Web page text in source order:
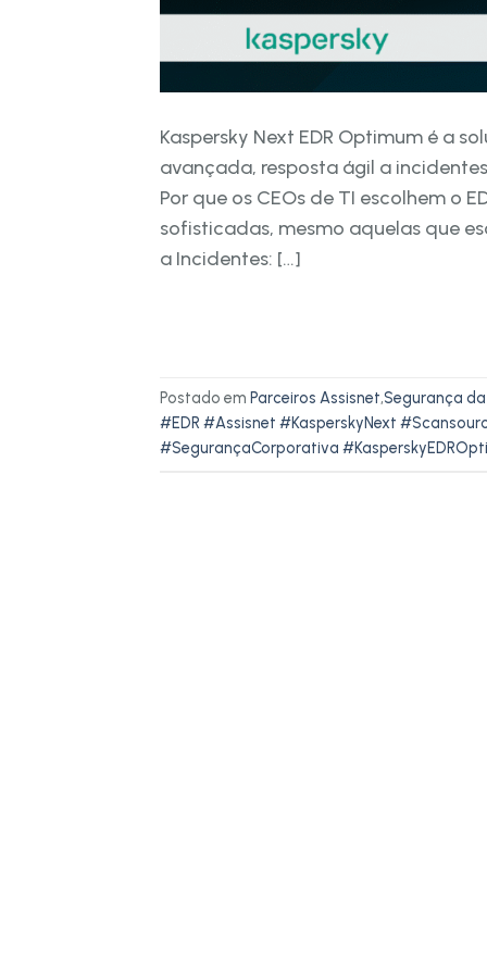
Kaspersky Next EDR Optimum é a
avançada, resposta ágil a
Por que os CEOs de TI escolhem o
sofisticadas, mesmo aquelas que
a Incidentes: […]
Postado em Parceiros Assisnet,Segurança
#EDR #Assisnet #KasperskyNext
#SegurançaCorporativa